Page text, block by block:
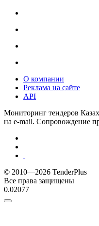
О компании
Реклама на сайте
API
Мониторинг тендеров
на e-mail. Сопровождение
© 2010—2026 TenderPlus
Все права защищены
0.02077